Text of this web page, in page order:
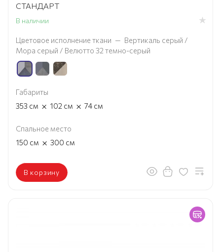
СТАНДАРТ
В наличии
Цветовое исполнение ткани — Вертикаль серый /
Мора серый / Велютто 32 темно-серый
Габариты
353 см × 102 см × 74 см
Спальное место
150 см × 300 см
В корзину